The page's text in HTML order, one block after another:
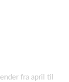
fra april til